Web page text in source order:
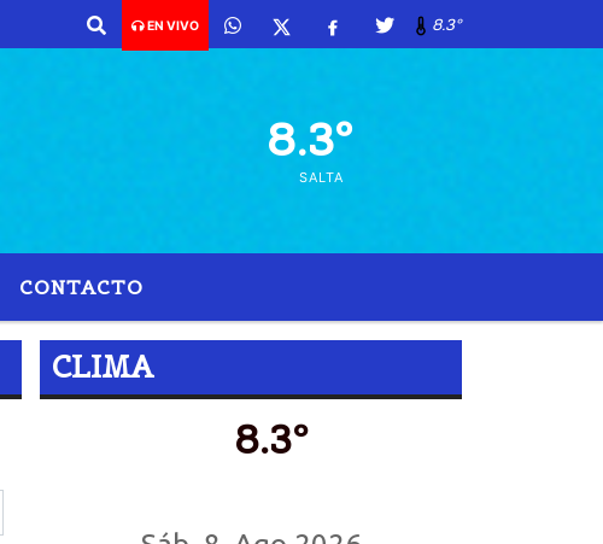
de 2026 y son las 14:15 -
EN VIVO 8.3º
8.3º
SALTA
CONTACTO
CLIMA
8.3º